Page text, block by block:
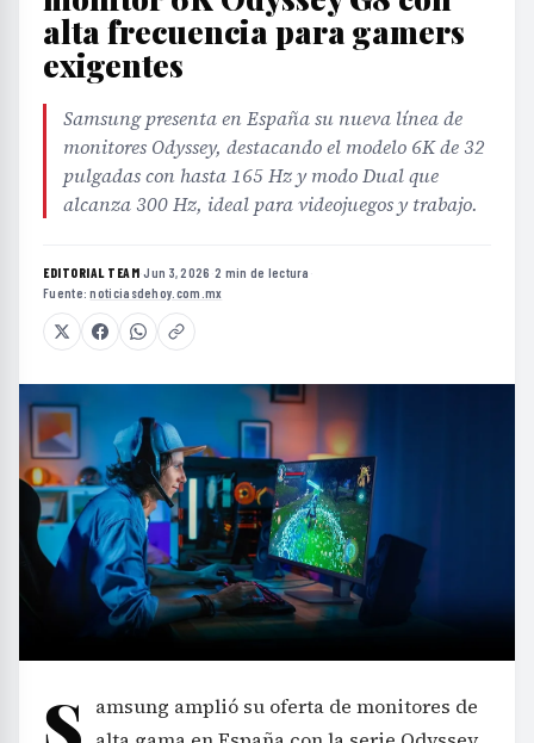
alta frecuencia para gamers
exigentes
Samsung presenta en España su nueva línea de
monitores Odyssey, destacando el modelo 6K de 32
pulgadas con hasta 165 Hz y modo Dual que
alcanza 300 Hz, ideal para videojuegos y trabajo.
EDITORIAL TEAM·Jun 3, 2026 ·2 min de lectura ·
Fuente:noticiasdehoy.com.mx
amsung amplió su oferta de monitores de